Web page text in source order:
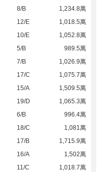
8/B
1,234.8萬
12/E
1,018.5萬
10/E
1,052.8萬
5/B
989.5萬
7/B
1,026.9萬
17/C
1,075.7萬
15/A
1,509.5萬
19/D
1,065.3萬
6/B
996.4萬
18/C
1,081萬
17/B
1,715.9萬
16/A
1,502萬
11/C
1,018.7萬